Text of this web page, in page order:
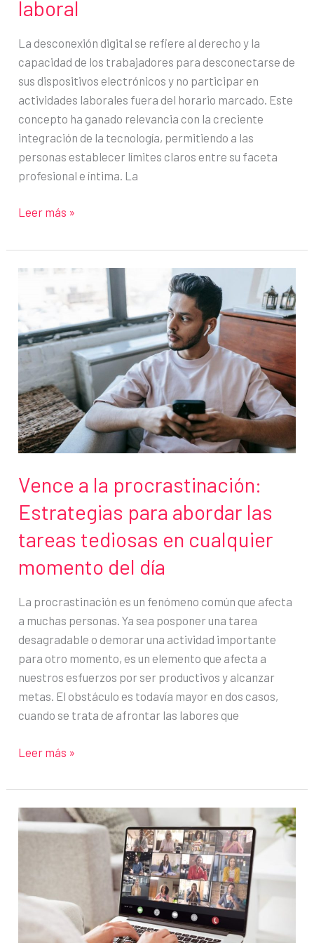
laboral
La desconexión digital se refiere al derecho y la
capacidad de los trabajadores para desconectarse de
sus dispositivos electrónicos y no participar en
actividades laborales fuera del horario marcado. Este
concepto ha ganado relevancia con la creciente
integración de la tecnología, permitiendo a las
personas establecer límites claros entre su faceta
profesional e íntima. La
Teletrabajo
desconexión
digital:
derecho
para
mejorar
la
vida
personal
y
laboral
Leer más »
Vence a la procrastinación:
Estrategias para abordar las
tareas tediosas en cualquier
momento del día
La procrastinación es un fenómeno común que afecta
a muchas personas. Ya sea posponer una tarea
desagradable o demorar una actividad importante
para otro momento, es un elemento que afecta a
nuestros esfuerzos por ser productivos y alcanzar
metas. El obstáculo es todavía mayor en dos casos,
cuando se trata de afrontar las labores que
Vence
la
procrastinación:
Estrategias
tareas
tediosas
Leer más »